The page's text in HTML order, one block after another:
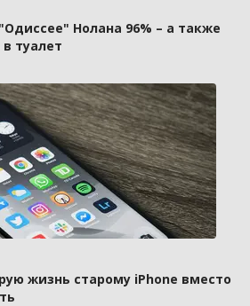
Нолана 96% – а также
туалет
жизнь старому iPhone вместо